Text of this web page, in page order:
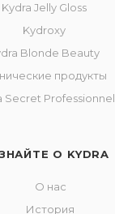
Kydra Jelly Gloss
Kydroxy
Blonde Beauty
продукты
Secret Professionnel
О KYDRA
О нас
История